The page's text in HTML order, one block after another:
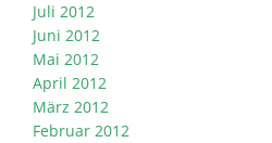
Juli 2012
Juni 2012
Mai 2012
April 2012
März 2012
Februar 2012